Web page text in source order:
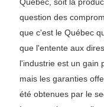
Québec, soit la
question des
que c'est le Québec
que l'entente aux
l'industrie est un gain
mais les garanties
été obtenues par le